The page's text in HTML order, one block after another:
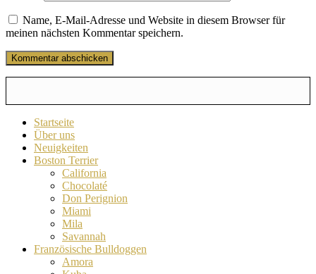
Name, E-Mail-Adresse und Website in diesem Browser für
meinen nächsten Kommentar speichern.
Startseite
Über uns
Neuigkeiten
Boston Terrier
California
Chocolaté
Don Perignion
Miami
Mila
Savannah
Französische Bulldoggen
Amora